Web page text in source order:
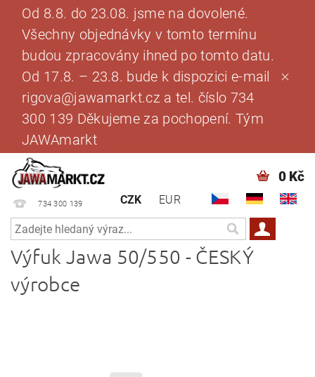
Od 8.8. do 23.08. jsme na dovolené.
Všechny objednávky v tomto termínu
budou zpracovány ihned po tomto datu.
Od 17.8. – 23.8. bude k dispozici e-mail
rigova@jawamarkt.cz a tel. číslo 734
300 139 Děkujeme za pochopení. Tým
JAWAmarkt
734 300 139 CZK EUR
0 Kč
Výfuk Jawa 50/550 - ČESKÝ
výrobce